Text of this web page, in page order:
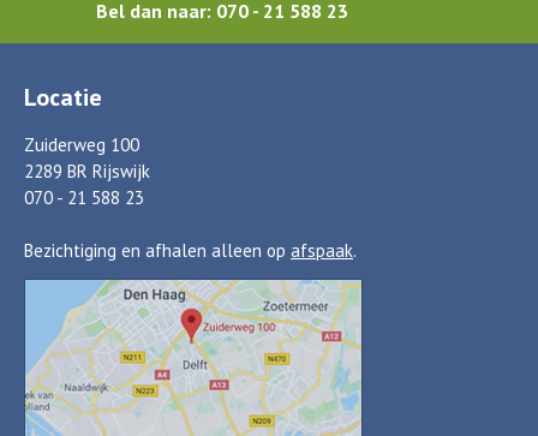
Bel dan naar: 070 - 21 588 23
Locatie
Zuiderweg 100
2289 BR Rijswijk
070 - 21 588 23
Bezichtiging en afhalen alleen op afspaak.